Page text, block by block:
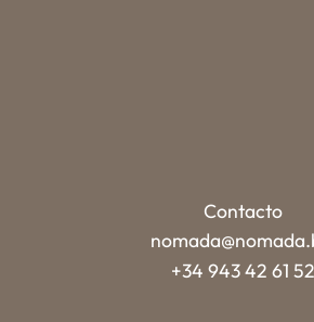
Contacto
+34 943 42 61 52